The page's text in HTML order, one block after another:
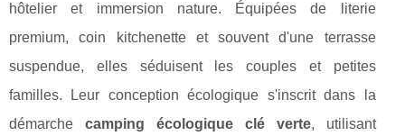
hôtelier et immersion nature. Équipées de literie
premium, coin kitchenette et souvent d'une terrasse
suspendue, elles séduisent les couples et petites
familles. Leur conception écologique s'inscrit dans la
démarche camping écologique clé verte, utilisant